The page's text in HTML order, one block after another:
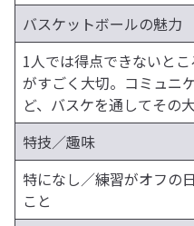
バスケットボールの魅力
1人では得点できないと
がすごく大切。コミュニ
ど、バスケを通してその
特技／趣味
特になし／練習がオフの
こと